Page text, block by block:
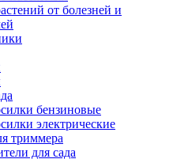
от болезней и
бензиновые
электрические
триммера
для сада